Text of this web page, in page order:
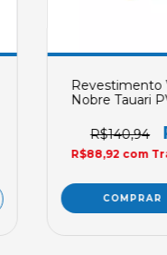
Revestimento
Nobre Tauari
10mm Sob
R$140,94
R$88,92 com